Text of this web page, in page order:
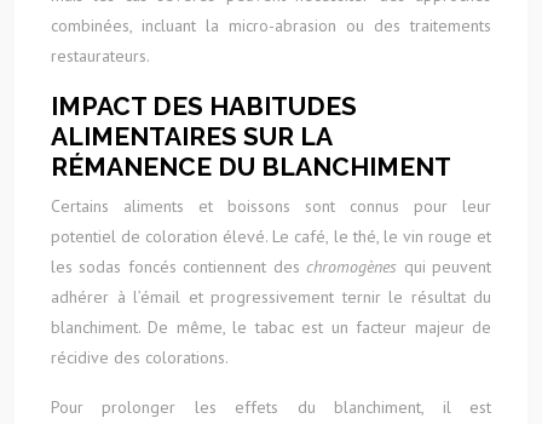
combinées, incluant la micro-abrasion ou des traitements
restaurateurs.
IMPACT DES HABITUDES
ALIMENTAIRES SUR LA
RÉMANENCE DU BLANCHIMENT
Certains aliments et boissons sont connus pour leur
potentiel de coloration élevé. Le café, le thé, le vin rouge et
les sodas foncés contiennent deschromogènes qui peuvent
adhérer à l’émail et progressivement ternir le résultat du
blanchiment. De même, le tabac est un facteur majeur de
récidive des colorations.
Pour prolonger les effets du blanchiment, il est